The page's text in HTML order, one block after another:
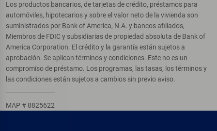
Los productos bancarios, de tarjetas de crédito, préstamos para
automóviles, hipotecarios y sobre el valor neto de la vivienda son
suministrados por Bank of America, N.A. y bancos afiliados,
Miembros de FDIC y subsidiarias de propiedad absoluta de Bank of
America Corporation. El crédito y la garantía están sujetos a
aprobación. Se aplican términos y condiciones. Este no es un
compromiso de préstamo. Los programas, las tasas, los términos y
las condiciones están sujetos a cambios sin previo aviso.
MAP # 8825622